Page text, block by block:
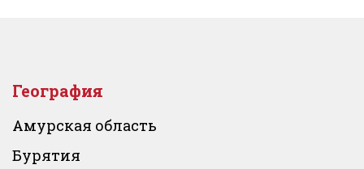
География
Амурская область
Бурятия